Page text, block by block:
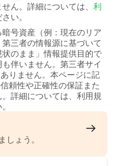
ん。詳細については、 利
い。
号資産（例：現在のリア
三者の情報源に基づいて
のまま」情報提供目的で
伴いません。第三者サイ
りません。本ページに記
頼性や正確性の保証また
詳細については、利用規
しょう。